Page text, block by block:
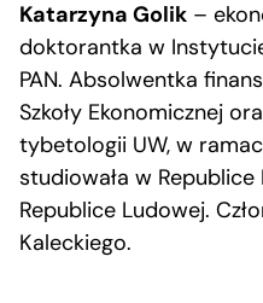
Katarzyna Golik –
doktorantka w
PAN. Absolwentka
Szkoły Ekonomicznej
tybetologii UW, w
studiowała w
Republice Ludowej.
Kaleckiego.